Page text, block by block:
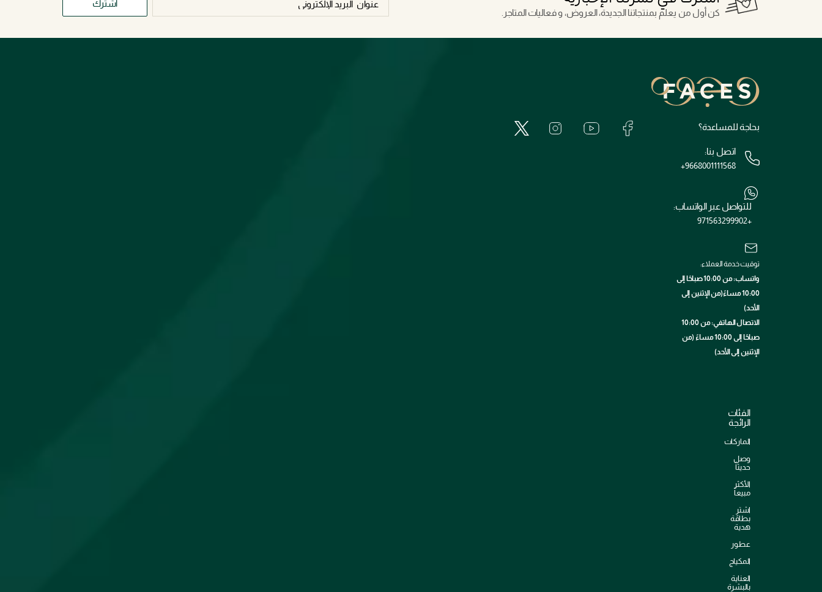
كن أول من يعلم بمنتجاتنا الجديدة، العروض، و فعاليات المتاجر.
اشترك
بحاجة للمساعدة؟
اتصل بنا:
+9668001111568
للتواصل عبر الواتساب:
+971563299902
توقيت خدمة العملاء:
واتساب: من 10:00 صباحًا إلى
10:00 مساءً(من الإثنين إلى
الأحد)
الاتصال الهاتفي: من 10:00
صباحًا إلى 10:00 مساءً (من
الإثنين إلى الأحد)
الفئات
الرائجة
الماركات
وصل
حديثاً
الأكثر
مبيعاً
اشترِ
بطاقة
هدية
عطور
المكياج
العناية
بالبشرة